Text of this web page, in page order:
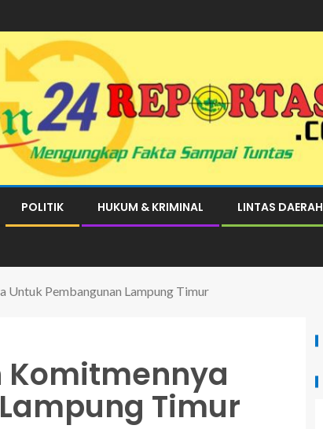
POLITIK HUKUM & KRIMINAL LINTAS DAERAH
Untuk Pembangunan Lampung Timur
Komitmennya
Timur